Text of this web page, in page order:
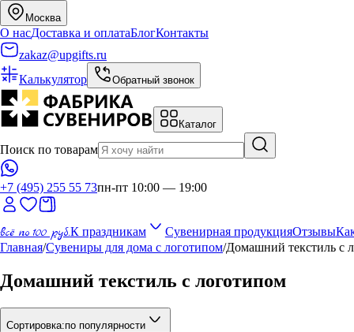
Москва
О насДоставка и оплатаБлогКонтакты
zakaz@upgifts.ru
Калькулятор
Обратный звонок
Каталог
Поиск по товарам
+7 (495) 255 55 73пн-пт 10:00 — 19:00
всё по 100 руб.К праздникам Сувенирная продукцияОтзывы
Главная/Сувениры для дома с логотипом/Домашний текстиль с
Домашний текстиль с логотипом
Сортировка:по популярности